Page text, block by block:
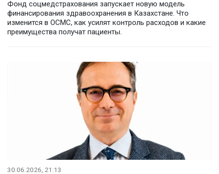
Фонд соцмедстрахования запускает новую модель
финансирования здравоохранения в Казахстане. Что
изменится в ОСМС, как усилят контроль расходов и какие
преимущества получат пациенты.
30.06.2026, 21:13